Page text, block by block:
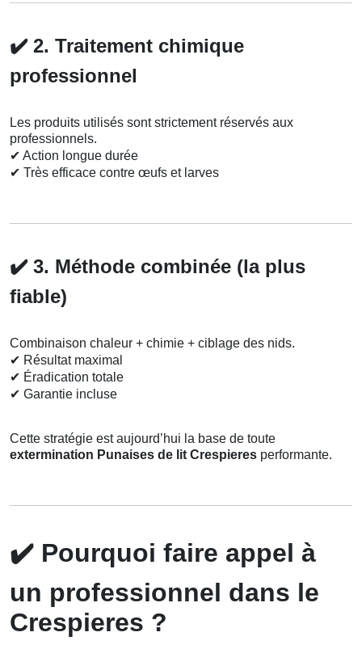
✔️ 2. Traitement chimique
professionnel
Les produits utilisés sont strictement réservés aux
professionnels.
✔ Action longue durée
✔ Très efficace contre œufs et larves
✔️ 3. Méthode combinée (la plus
fiable)
Combinaison chaleur + chimie + ciblage des nids.
✔ Résultat maximal
✔ Éradication totale
✔ Garantie incluse
Cette stratégie est aujourd’hui la base de toute
extermination Punaises de lit Crespieres performante.
✔️ Pourquoi faire appel à
un professionnel dans le
Crespieres ?